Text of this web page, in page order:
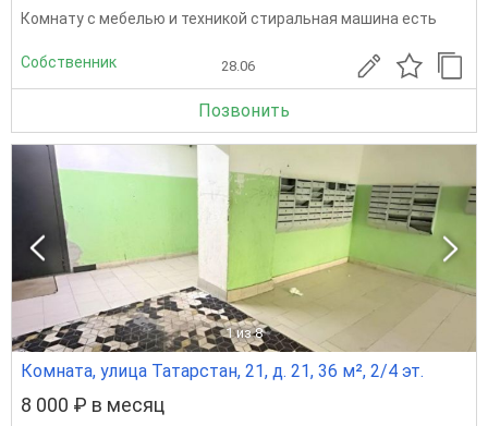
Комнату с мебелью и техникой стиральная машина есть
Собственник 28.06
Позвонить
1 из 8
Комната, улица Татарстан, 21, д. 21, 36 м², 2/4 эт.
8 000 ₽ в месяц